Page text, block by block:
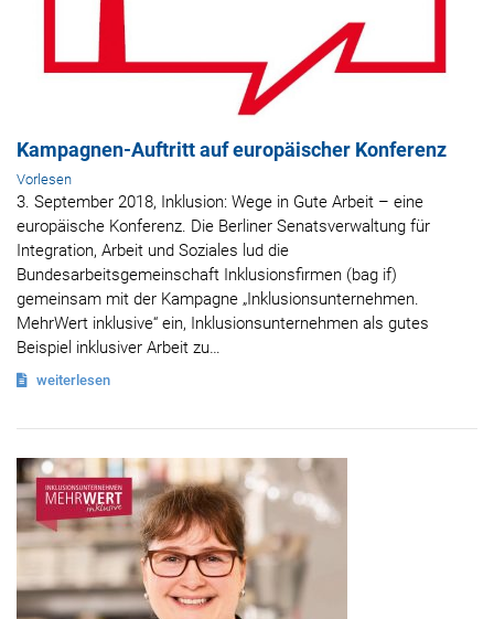
Kampagnen-Auftritt auf europäischer Konferenz
Vorlesen
3. September 2018, Inklusion: Wege in Gute Arbeit – eine
europäische Konferenz. Die Berliner Senatsverwaltung für
Integration, Arbeit und Soziales lud die
Bundesarbeitsgemeinschaft Inklusionsfirmen (bag if)
gemeinsam mit der Kampagne „Inklusionsunternehmen.
MehrWert inklusive“ ein, Inklusionsunternehmen als gutes
Beispiel inklusiver Arbeit zu…
weiterlesen